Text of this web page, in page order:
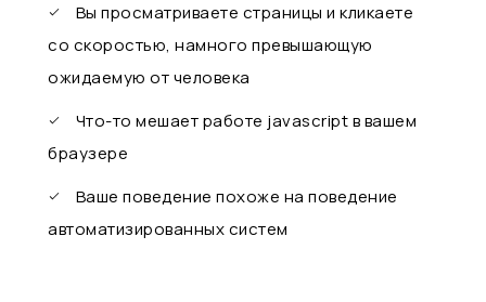
Вы просматриваете страницы и кликаете
со скоростью, намного превышающую
ожидаемую от человека
Что-то мешает работе javascript в вашем
браузере
Ваше поведение похоже на поведение
автоматизированных систем